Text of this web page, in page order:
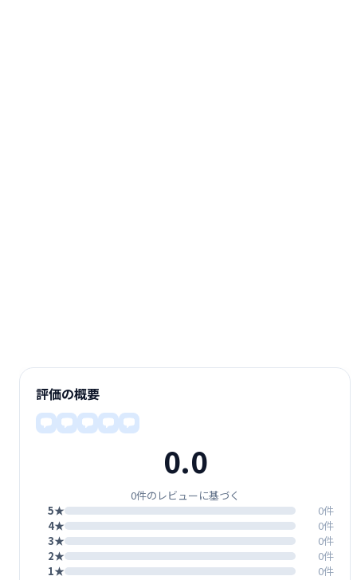
評価の概要
0.0
0件のレビューに基づく
5★
0件
4★
0件
3★
0件
2★
0件
1★
0件